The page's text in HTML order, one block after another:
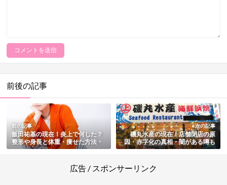
前後の記事
前の記事
飯田祐基の現在！炎上で何した？
整形や身長と体重・痩せた方法・
大学など経歴と年収もまとめ
次の記事
磯丸水産の現在！店舗閉店の原
因・赤字化の真相・闇がある噂も
まとめ
広告 / スポンサーリンク